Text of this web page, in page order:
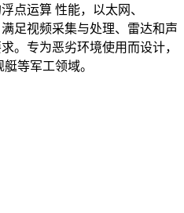
点运算 性能，以太网、
足视频采集与处理、雷达和声
。专为恶劣环境使用而设计，
等军工领域。